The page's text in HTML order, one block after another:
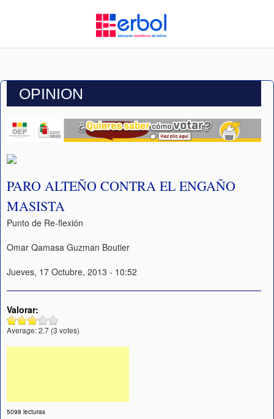
OPINION
PARO ALTEÑO CONTRA EL ENGAÑO
MASISTA
Punto de Re-flexión
Omar Qamasa Guzman Boutier
Jueves, 17 Octubre, 2013 - 10:52
Valorar:
Average:2.7 (3 votes)
5098 lecturas